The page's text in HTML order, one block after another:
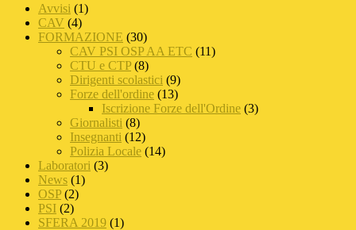
Avvisi (1)
CAV (4)
FORMAZIONE (30)
CAV PSI OSP AA ETC (11)
CTU e CTP (8)
Dirigenti scolastici (9)
Forze dell'ordine (13)
Iscrizione Forze dell'Ordine (3)
Giornalisti (8)
Insegnanti (12)
Polizia Locale (14)
Laboratori (3)
News (1)
OSP (2)
PSI (2)
SFERA 2019 (1)